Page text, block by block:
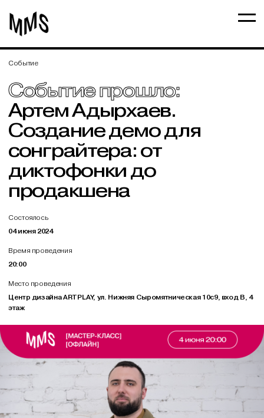
Событие
Событие прошло:
Артем Адырхаев.
Создание демо для
сонграйтера: от
диктофонки до
продакшена
Состоялось
04 июня 2024
Время проведения
20:00
Место проведения
Центр дизайна ARTPLAY, ул. Нижняя Сыромятническая 10с9, вход В, 4
этаж